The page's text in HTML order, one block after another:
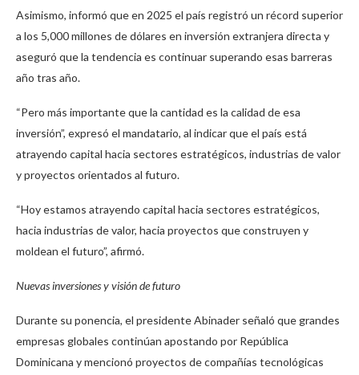
Asimismo, informó que en 2025 el país registró un récord superior
a los 5,000 millones de dólares en inversión extranjera directa y
aseguró que la tendencia es continuar superando esas barreras
año tras año.
“Pero más importante que la cantidad es la calidad de esa
inversión”, expresó el mandatario, al indicar que el país está
atrayendo capital hacia sectores estratégicos, industrias de valor
y proyectos orientados al futuro.
“Hoy estamos atrayendo capital hacia sectores estratégicos,
hacia industrias de valor, hacia proyectos que construyen y
moldean el futuro”, afirmó.
Nuevas inversiones y visión de futuro
Durante su ponencia, el presidente Abinader señaló que grandes
empresas globales continúan apostando por República
Dominicana y mencionó proyectos de compañías tecnológicas